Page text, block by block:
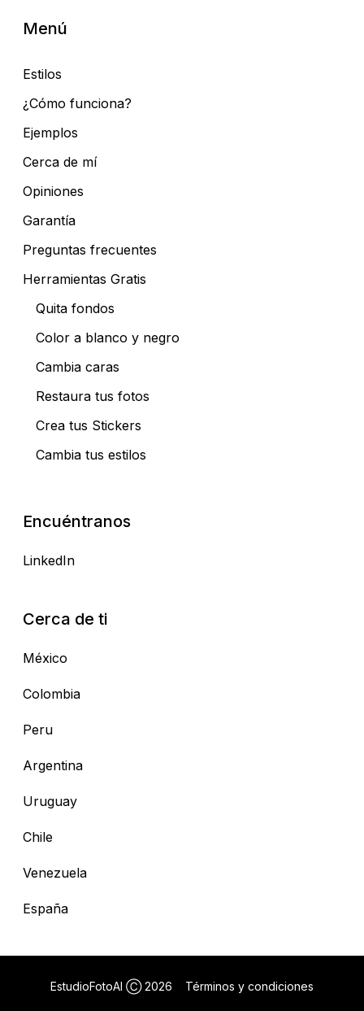
Menú
Estilos
¿Cómo funciona?
Ejemplos
Cerca de mí
Opiniones
Garantía
Preguntas frecuentes
Herramientas Gratis
Quita fondos
Color a blanco y negro
Cambia caras
Restaura tus fotos
Crea tus Stickers
Cambia tus estilos
Encuéntranos
LinkedIn
Cerca de ti
México
Colombia
Peru
Argentina
Uruguay
Chile
Venezuela
España
EstudioFotoAI Ⓒ2026 Términos y condiciones